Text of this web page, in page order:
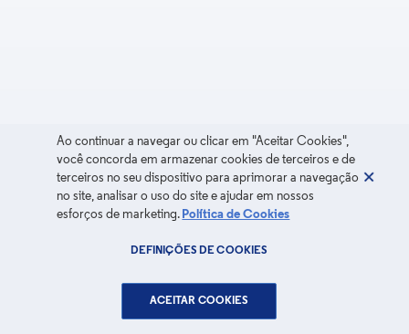
Ao continuar a navegar ou clicar em "Aceitar Cookies",
você concorda em armazenar cookies de terceiros e de
terceiros no seu dispositivo para aprimorar a navegação
no site, analisar o uso do site e ajudar em nossos
esforços de marketing. Política de Cookies
DEFINIÇÕES DE COOKIES
ACEITAR COOKIES